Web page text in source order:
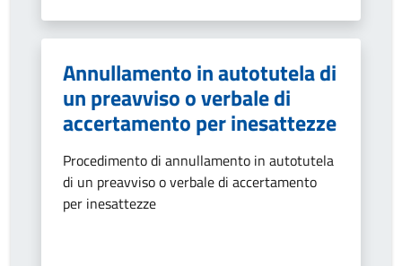
Annullamento in autotutela di
un preavviso o verbale di
accertamento per inesattezze
Procedimento di annullamento in autotutela
di un preavviso o verbale di accertamento
per inesattezze